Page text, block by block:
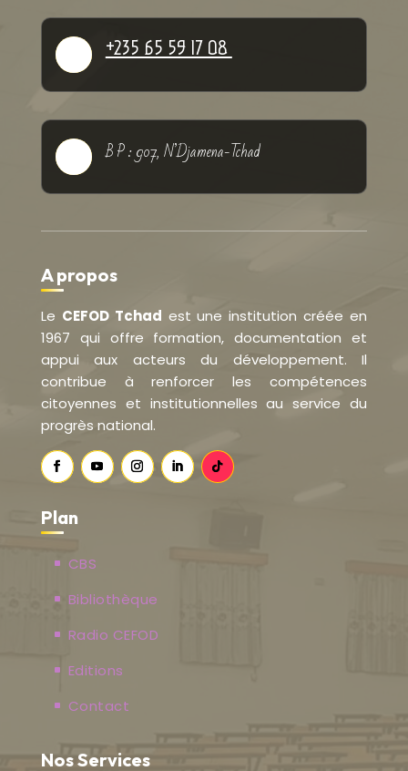
+235 65 59 17 08
B P : 907, N’Djamena-Tchad
A propos
Le CEFOD Tchad est une institution créée en
1967 qui offre formation, documentation et
appui aux acteurs du développement. Il
contribue à renforcer les compétences
citoyennes et institutionnelles au service du
progrès national.
Plan
CBS
Bibliothèque
Radio CEFOD
Editions
Contact
Nos Services